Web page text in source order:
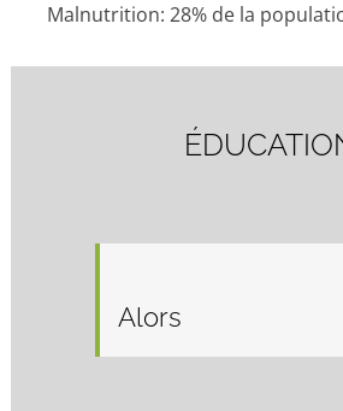
Malnutrition: 28% de la
Alors